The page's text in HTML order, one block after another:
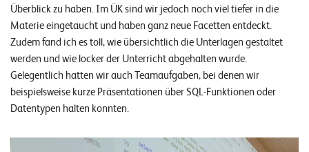
Überblick zu haben. Im ÜK sind wir jedoch noch viel tiefer in die
Materie eingetaucht und haben ganz neue Facetten entdeckt.
Zudem fand ich es toll, wie übersichtlich die Unterlagen gestaltet
werden und wie locker der Unterricht abgehalten wurde.
Gelegentlich hatten wir auch Teamaufgaben, bei denen wir
beispielsweise kurze Präsentationen über SQL-Funktionen oder
Datentypen halten konnten.